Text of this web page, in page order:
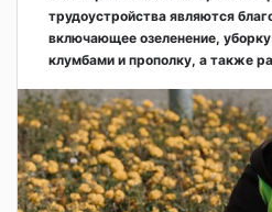
трудоустройства являются
включающее озеленение,
клумбами и прополку, а также